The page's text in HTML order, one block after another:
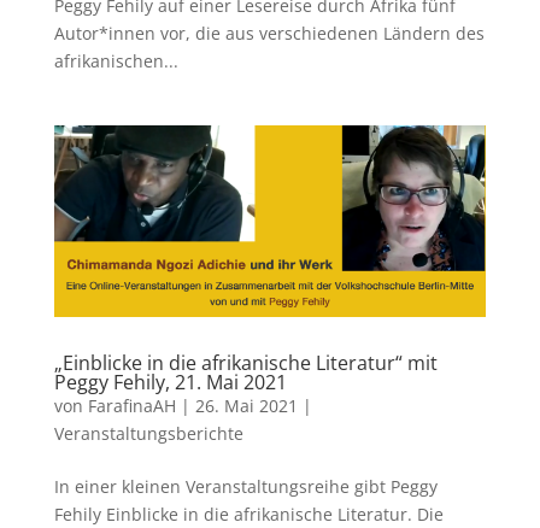
Peggy Fehily auf einer Lesereise durch Afrika fünf
Autor*innen vor, die aus verschiedenen Ländern des
afrikanischen...
„Einblicke in die afrikanische Literatur“ mit
Peggy Fehily, 21. Mai 2021
von FarafinaAH | 26. Mai 2021 |
Veranstaltungsberichte
In einer kleinen Veranstaltungsreihe gibt Peggy
Fehily Einblicke in die afrikanische Literatur. Die